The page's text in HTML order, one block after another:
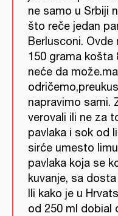
ne samo u Srbiji
što reče jedan
Berlusconi. Ovde
150 grama košta
neće da
napravimo sami.
verovali ili ne za
pavlaka i sok od
sirće umesto
pavlaka koja se
kuvanje, sa
Ili kako je u
od 250 ml dobial